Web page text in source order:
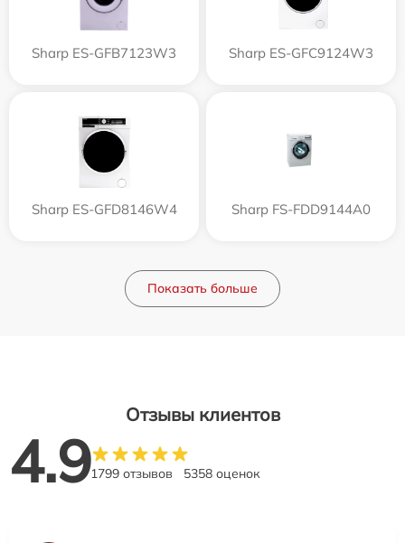
Sharp ES-GFB7123W3 Sharp ES-GFC9124W3
Sharp ES-GFD8146W4 Sharp FS-FDD9144A0
Показать больше
Отзывы клиентов
4.91799 отзывов 5358 оценок